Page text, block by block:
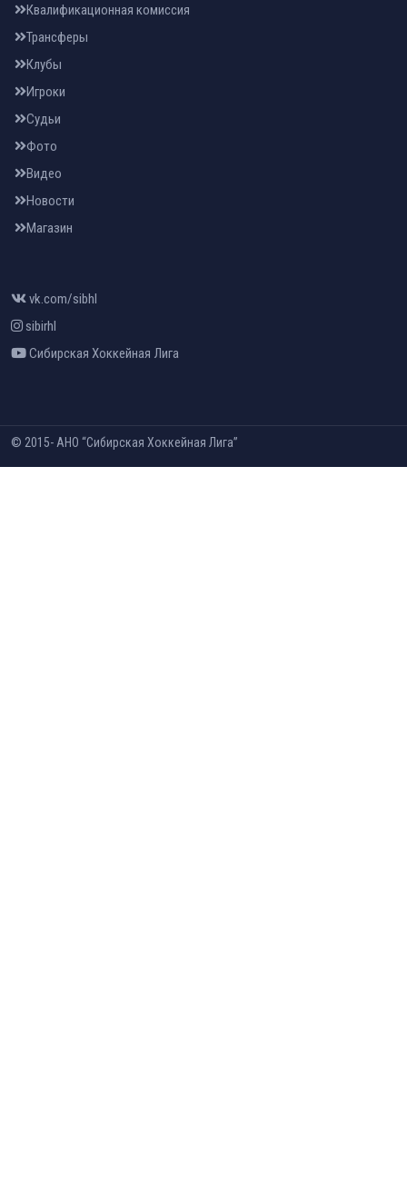
Квалификационная комиссия
Трансферы
Клубы
Игроки
Судьи
Фото
Видео
Новости
Магазин
vk.com/sibhl
sibirhl
Сибирская Хоккейная Лига
© 2015- АНО “Сибирская Хоккейная Лига”